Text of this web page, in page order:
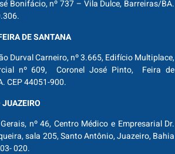
Bonifácio, nº 737 – Vila Dulce, Barreiras/BA.
DE SANTANA
Durval Carneiro, nº 3.665, Edifício Multiplace,
nº 609, Coronel José Pinto, Feira de
CEP 44051-900.
nº 46, Centro Médico e Empresarial Dr.
sala 205, Santo Antônio, Juazeiro, Bahia
020.